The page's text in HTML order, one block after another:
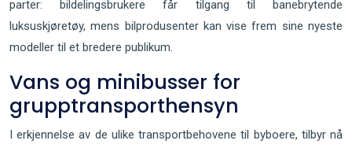
parter: bildelingsbrukere får tilgang til banebrytende
luksuskjøretøy, mens bilprodusenter kan vise frem sine nyeste
modeller til et bredere publikum.
Vans og minibusser for
grupptransporthensyn
I erkjennelse av de ulike transportbehovene til byboere, tilbyr nå